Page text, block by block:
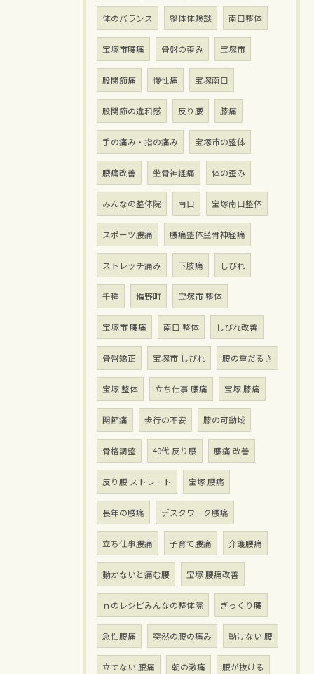
体のバランス 整体体験談 南口整体
宝塚市腰痛 骨盤の歪み 宝塚市
股関節痛 慢性痛 宝塚南口
股関節の違和感 反り腰 膝痛
手の痛み・指の痛み 宝塚市の整体
腰痛改善 坐骨神経痛 体の歪み
みんなの整体院 南口 宝塚南口整体
スポーツ腰痛 腰痛整体坐骨神経痛
ストレッチ痛み 下肢痛 しびれ
千種 梅野町 宝塚市 整体
宝塚市 腰痛 南口 整体 しびれ改善
骨盤矯正 宝塚市 しびれ 腰の重だるさ
宝塚 整体 立ち仕事 腰痛 宝塚 膝痛
関節痛 歩行の不安 膝の可動域
骨格調整 40代 反り腰 腰痛 改善
反り腰 ストレート 宝塚 腰痛
長年の腰痛 デスクワーク腰痛
立ち仕事腰痛 子育て腰痛 介護腰痛
動かないと痛む腰 宝塚 腰痛改善
ｎのレシピみんなの整体院 ぎっくり腰
急性腰痛 突然の腰の痛み 動けない 腰
立てない 腰痛 朝の激痛 腰が抜ける